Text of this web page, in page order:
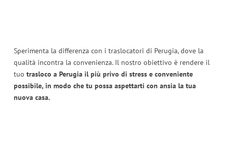
Sperimenta la differenza con i traslocatori di Perugia, dove la
qualità incontra la convenienza. Il nostro obiettivo è rendere il
tuo trasloco a Perugia il più privo di stress e conveniente
possibile, in modo che tu possa aspettarti con ansia la tua
nuova casa.